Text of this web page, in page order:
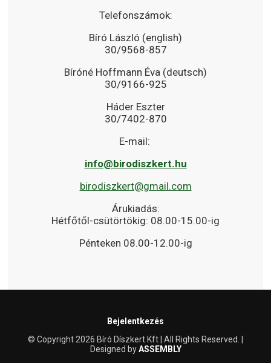
Telefonszámok:
Bíró László (english)
30/9568-857
Bíróné Hoffmann Éva (deutsch)
30/9166-925
Háder Eszter
30/7402-870
E-mail:
info@birodiszkert.hu
birodiszkert@gmail.com
Árukiadás:
Hétfőtől-csütörtökig: 08.00-15.00-ig
Pénteken 08.00-12.00-ig
Bejelentkezés
© Copyright 2026 Bíró Díszkert Kft | All Rights Reserved. |
Designed byASSEMBLY